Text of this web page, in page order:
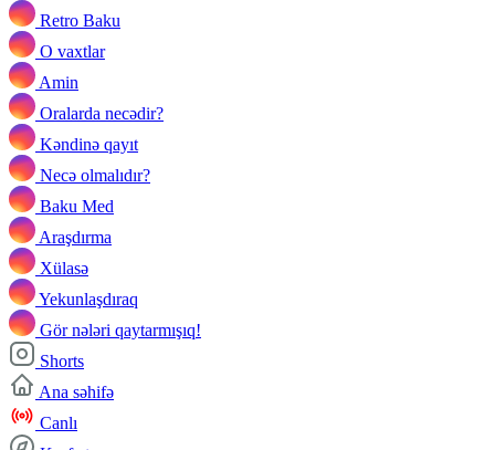
Retro Baku
O vaxtlar
Amin
Oralarda necədir?
Kəndinə qayıt
Necə olmalıdır?
Baku Med
Araşdırma
Xülasə
Yekunlaşdıraq
Gör nələri qaytarmışıq!
Shorts
Ana səhifə
Canlı